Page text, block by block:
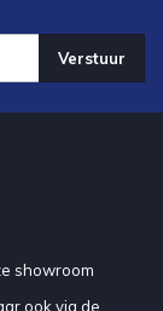
Verstuur
showroom
ook via de